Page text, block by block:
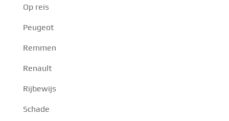
Op reis
Peugeot
Remmen
Renault
Rijbewijs
Schade